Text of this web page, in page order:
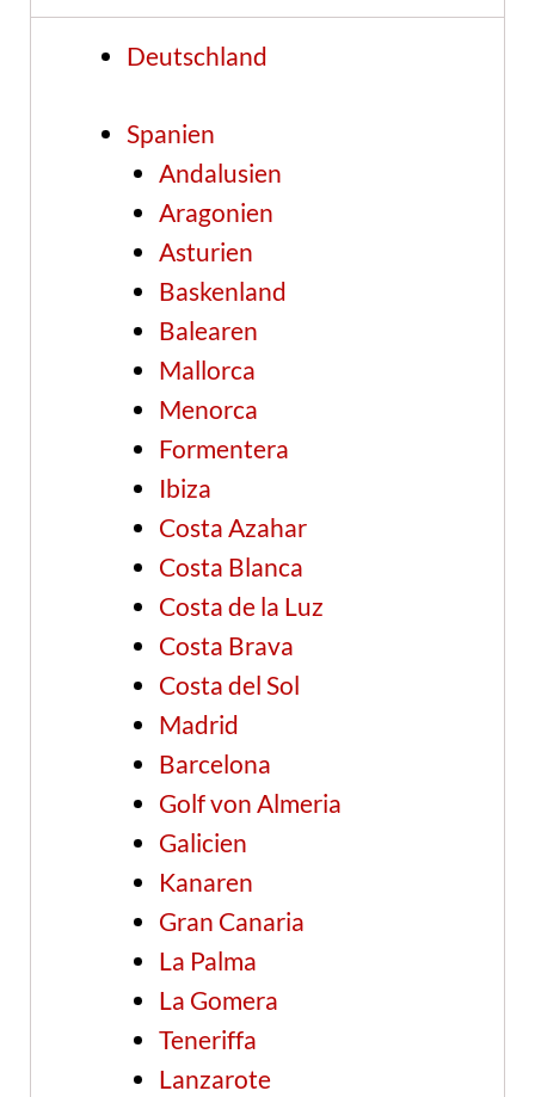
Deutschland
Spanien
Andalusien
Aragonien
Asturien
Baskenland
Balearen
Mallorca
Menorca
Formentera
Ibiza
Costa Azahar
Costa Blanca
Costa de la Luz
Costa Brava
Costa del Sol
Madrid
Barcelona
Golf von Almeria
Galicien
Kanaren
Gran Canaria
La Palma
La Gomera
Teneriffa
Lanzarote